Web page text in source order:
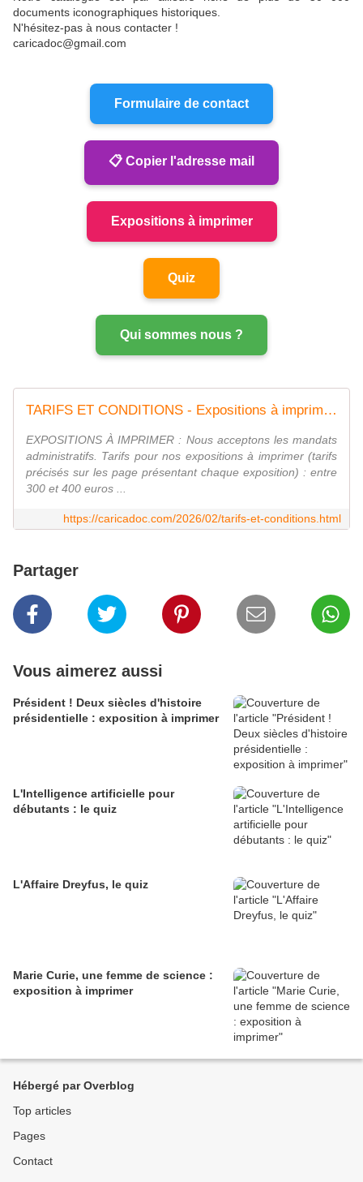
documents iconographiques historiques.
N'hésitez-pas à nous contacter !
caricadoc@gmail.com
Formulaire de contact
📋 Copier l'adresse mail
Expositions à imprimer
Quiz
Qui sommes nous ?
TARIFS ET CONDITIONS - Expositions à imprimer : caricadoc@gmail.com
EXPOSITIONS À IMPRIMER : Nous acceptons les mandats
administratifs. Tarifs pour nos expositions à imprimer (tarifs
précisés sur les page présentant chaque exposition) : entre
300 et 400 euros ...
https://caricadoc.com/2026/02/tarifs-et-conditions.html
Partager
Vous aimerez aussi
Président ! Deux siècles d'histoire
présidentielle : exposition à imprimer
L'Intelligence artificielle pour
débutants : le quiz
L'Affaire Dreyfus, le quiz
Marie Curie, une femme de science :
exposition à imprimer
Hébergé par Overblog
Top articles
Pages
Contact